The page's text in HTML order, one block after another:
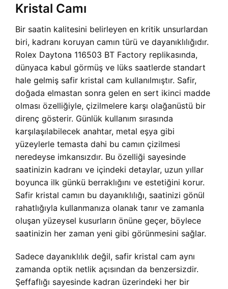
Kristal Camı
Bir saatin kalitesini belirleyen en kritik unsurlardan
biri, kadranı koruyan camın türü ve dayanıklılığıdır.
Rolex Daytona 116503 BT Factory replikasında,
dünyaca kabul görmüş ve lüks saatlerde standart
hale gelmiş safir kristal cam kullanılmıştır. Safir,
doğada elmastan sonra gelen en sert ikinci madde
olması özelliğiyle, çizilmelere karşı olağanüstü bir
direnç gösterir. Günlük kullanım sırasında
karşılaşılabilecek anahtar, metal eşya gibi
yüzeylerle temasta dahi bu camın çizilmesi
neredeyse imkansızdır. Bu özelliği sayesinde
saatinizin kadranı ve içindeki detaylar, uzun yıllar
boyunca ilk günkü berraklığını ve estetiğini korur.
Safir kristal camın bu dayanıklılığı, saatinizi gönül
rahatlığıyla kullanmanıza olanak tanır ve zamanla
oluşan yüzeysel kusurların önüne geçer, böylece
saatinizin her zaman yeni gibi görünmesini sağlar.
Sadece dayanıklılık değil, safir kristal cam aynı
zamanda optik netlik açısından da benzersizdir.
Şeffaflığı sayesinde kadran üzerindeki her bir